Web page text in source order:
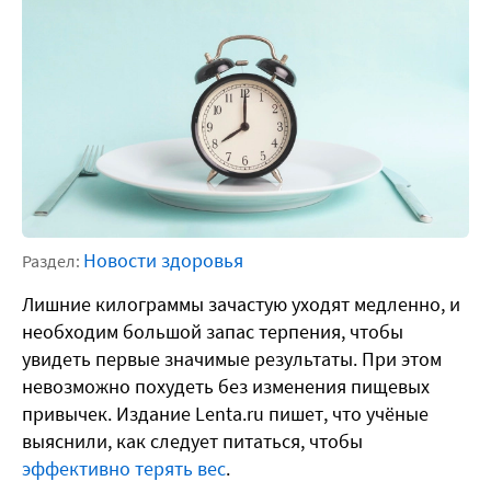
Раздел: Новости здоровья
Лишние килограммы зачастую уходят медленно, и
необходим большой запас терпения, чтобы
увидеть первые значимые результаты. При этом
невозможно похудеть без изменения пищевых
привычек. Издание Lenta.ru пишет, что учёные
выяснили, как следует питаться, чтобы
эффективно терять вес.